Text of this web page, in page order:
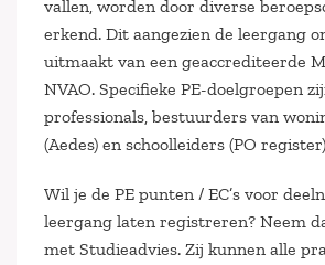
vallen, worden door diverse
erkend. Dit aangezien de leergang
uitmaakt van een geaccrediteerde
NVAO. Specifieke PE-doelgroepen
professionals, bestuurders van
(Aedes) en schoolleiders (PO
Wil je de PE punten / EC’s voor
leergang laten registreren? Neem
met Studieadvies. Zij kunnen alle